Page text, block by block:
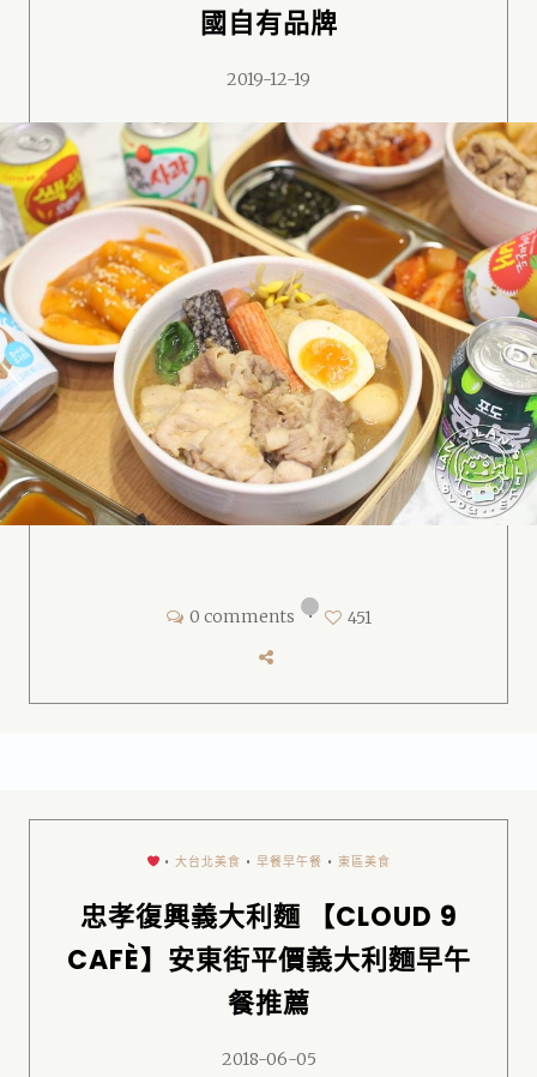
國自有品牌
2019-12-19
0 comments • 451
•大台北美食 •早餐早午餐 •東區美食
忠孝復興義大利麵 【CLOUD 9
CAFÈ】安東街平價義大利麵早午
餐推薦
2018-06-05